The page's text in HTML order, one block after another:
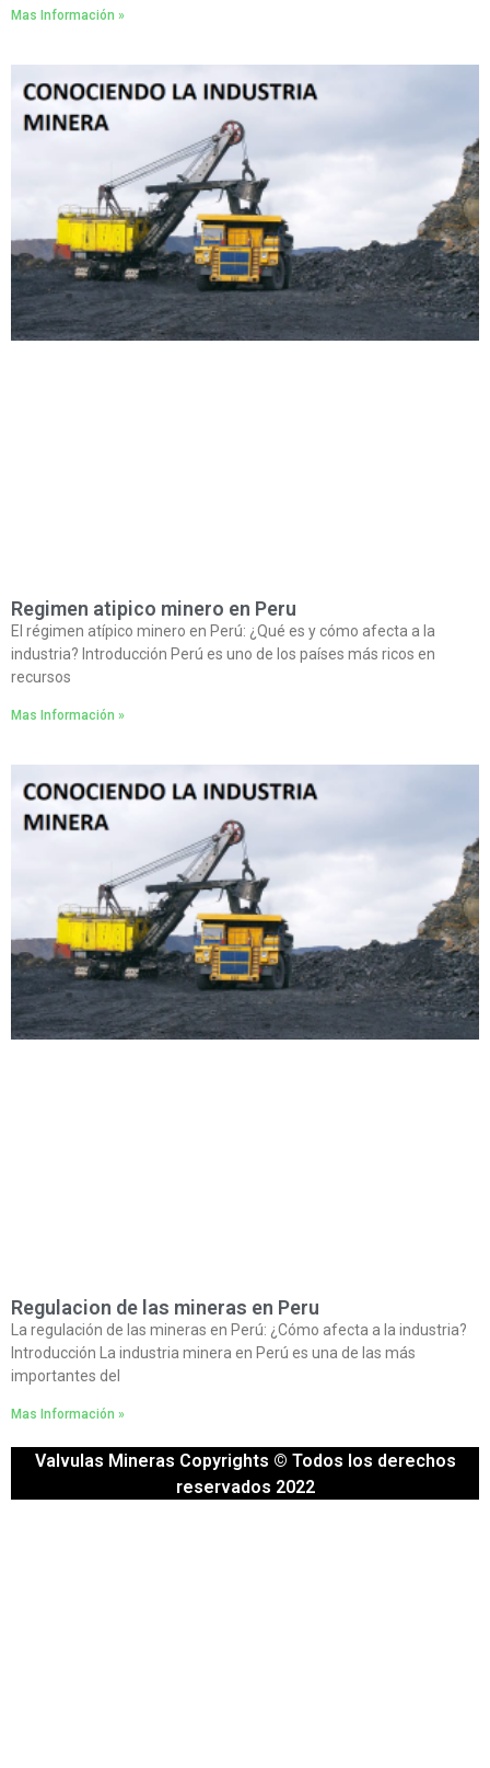
Mas Información »
Regimen atipico minero en Peru
El régimen atípico minero en Perú: ¿Qué es y cómo afecta a la
industria? Introducción Perú es uno de los países más ricos en
recursos
Mas Información »
Regulacion de las mineras en Peru
La regulación de las mineras en Perú: ¿Cómo afecta a la industria?
Introducción La industria minera en Perú es una de las más
importantes del
Mas Información »
Valvulas Mineras Copyrights © Todos los derechos
reservados 2022